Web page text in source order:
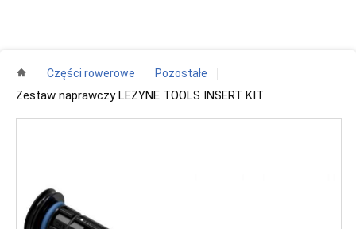
Części rowerowe Pozostałe
Zestaw naprawczy LEZYNE TOOLS INSERT KIT